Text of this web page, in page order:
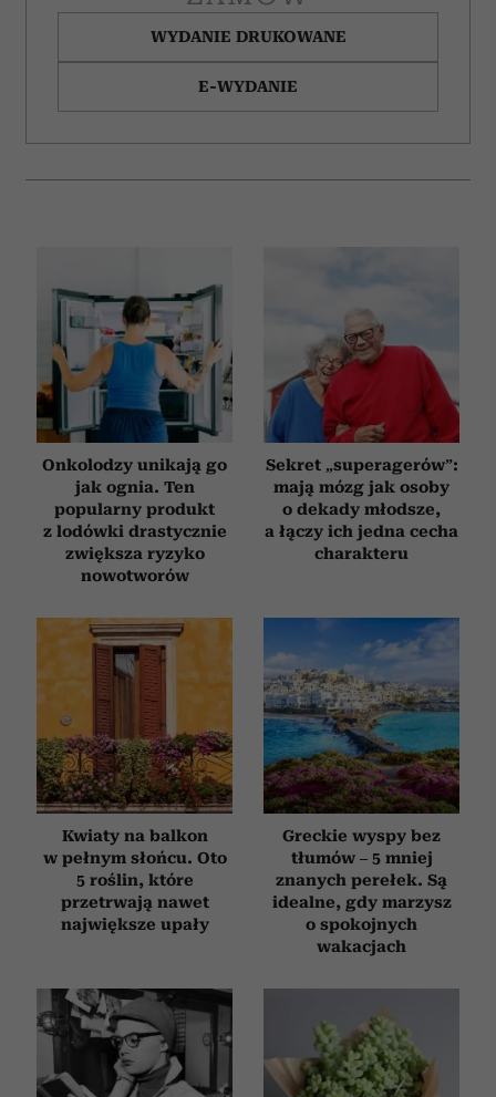
WYDANIE DRUKOWANE
E-WYDANIE
Onkolodzy unikają go
jak ognia. Ten
popularny produkt
z lodówki drastycznie
zwiększa ryzyko
nowotworów
Sekret „superagerów”:
mają mózg jak osoby
o dekady młodsze,
a łączy ich jedna cecha
charakteru
Kwiaty na balkon
w pełnym słońcu. Oto
5 roślin, które
przetrwają nawet
największe upały
Greckie wyspy bez
tłumów – 5 mniej
znanych perełek. Są
idealne, gdy marzysz
o spokojnych
wakacjach